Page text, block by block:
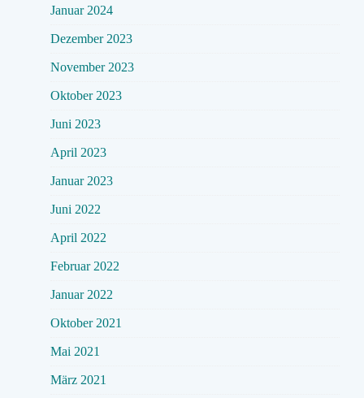
Januar 2024
Dezember 2023
November 2023
Oktober 2023
Juni 2023
April 2023
Januar 2023
Juni 2022
April 2022
Februar 2022
Januar 2022
Oktober 2021
Mai 2021
März 2021